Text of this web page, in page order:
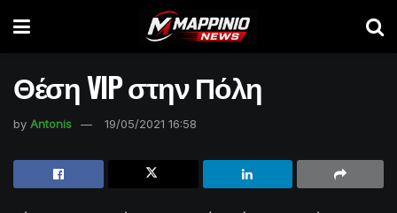
Θέση VIP στην Πόλη
by Antonis 19/05/2021 16:58